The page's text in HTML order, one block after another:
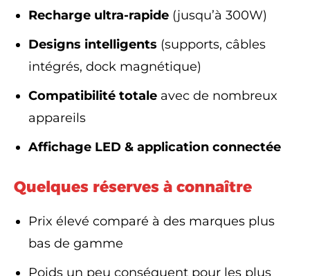
Recharge ultra-rapide (jusqu’à 300W)
Designs intelligents (supports, câbles
intégrés, dock magnétique)
Compatibilité totale avec de nombreux
appareils
Affichage LED & application connectée
Quelques réserves à connaître
Prix élevé comparé à des marques plus
bas de gamme
Poids un peu conséquent pour les plus